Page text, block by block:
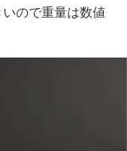
ので重量は数値